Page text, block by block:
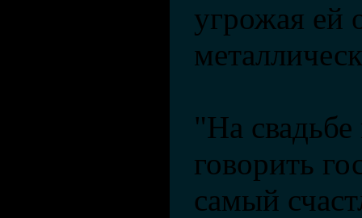
угрожая ей
"На
говорить
самый